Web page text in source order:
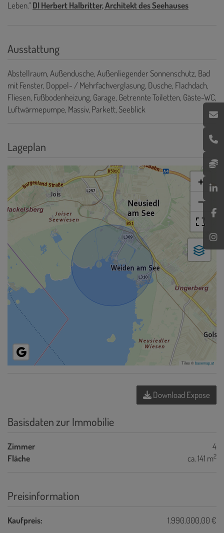
Leben.“DI Herbert Halbritter, Architekt des Seehauses
Ausstattung
Abstellraum Außendusche Außenliegender Sonnenschutz Bad
mit Fenster Doppel- / Mehrfachverglasung Dusche Flachdach
Fliesen Fußbodenheizung Garage Getrennte Toiletten Gäste-WC
Luftwärmepumpe Massiv Parkett Seeblick
Lageplan
+
−
Tiles ©basemap.at
Download Expose
Basisdaten zur Immobilie
Zimmer
4
Fläche
ca. 141 m2
Preisinformation
Kaufpreis: 1.990.000,00 €